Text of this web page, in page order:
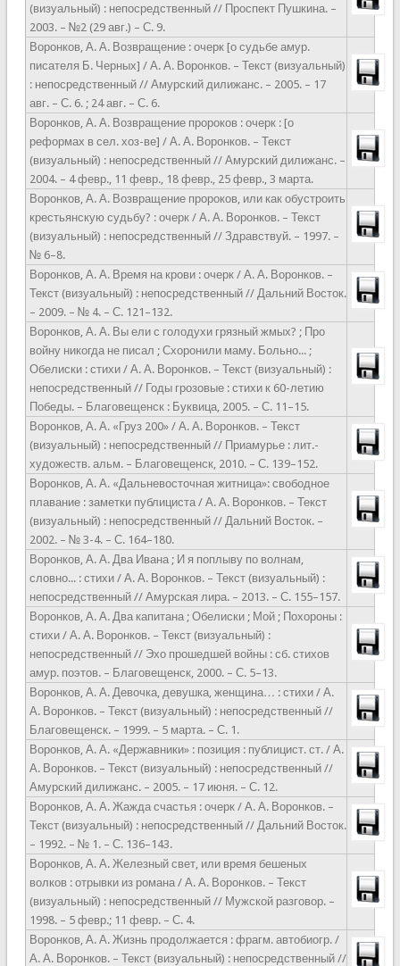
(визуальный) : непосредственный // Проспект Пушкина. –
2003. – №2 (29 авг.) – С. 9.
Воронков, А. А. Возвращение : очерк [о судьбе амур.
писателя Б. Черных] / А. А. Воронков. – Текст (визуальный)
: непосредственный // Амурский дилижанс. – 2005. – 17
авг. – С. 6. ; 24 авг. – С. 6.
Воронков, А. А. Возвращение пророков : очерк : [о
реформах в сел. хоз-ве] / А. А. Воронков. – Текст
(визуальный) : непосредственный // Амурский дилижанс. –
2004. – 4 февр., 11 февр., 18 февр., 25 февр., 3 марта.
Воронков, А. А. Возвращение пророков, или как обустроить
крестьянскую судьбу? : очерк / А. А. Воронков. – Текст
(визуальный) : непосредственный // Здравствуй. – 1997. –
№ 6–8.
Воронков, А. А. Время на крови : очерк / А. А. Воронков. –
Текст (визуальный) : непосредственный // Дальний Восток.
– 2009. – № 4. – С. 121–132.
Воронков, А. А. Вы ели с голодухи грязный жмых? ; Про
войну никогда не писал ; Схоронили маму. Больно... ;
Обелиски : стихи / А. А. Воронков. – Текст (визуальный) :
непосредственный // Годы грозовые : стихи к 60-летию
Победы. – Благовещенск : Буквица, 2005. – С. 11–15.
Воронков, А. А. «Груз 200» / А. А. Воронков. – Текст
(визуальный) : непосредственный // Приамурье : лит.-
художеств. альм. – Благовещенск, 2010. – С. 139–152.
Воронков, А. А. «Дальневосточная житница»: свободное
плавание : заметки публициста / А. А. Воронков. – Текст
(визуальный) : непосредственный // Дальний Восток. –
2002. – № 3-4. – С. 164–180.
Воронков, А. А. Два Ивана ; И я поплыву по волнам,
словно... : стихи / А. А. Воронков. – Текст (визуальный) :
непосредственный // Амурская лира. – 2013. – С. 155–157.
Воронков, А. А. Два капитана ; Обелиски ; Мой ; Похороны :
стихи / А. А. Воронков. – Текст (визуальный) :
непосредственный // Эхо прошедшей войны : сб. стихов
амур. поэтов. – Благовещенск, 2000. – С. 5–13.
Воронков, А. А. Девочка, девушка, женщина… : стихи / А.
А. Воронков. – Текст (визуальный) : непосредственный //
Благовещенск. – 1999. – 5 марта. – С. 1.
Воронков, А. А. «Державники» : позиция : публицист. ст. / А.
А. Воронков. – Текст (визуальный) : непосредственный //
Амурский дилижанс. – 2005. – 17 июня. – С. 12.
Воронков, А. А. Жажда счастья : очерк / А. А. Воронков. –
Текст (визуальный) : непосредственный // Дальний Восток.
– 1992. – № 1. – С. 136–143.
Воронков, А. А. Железный свет, или время бешеных
волков : отрывки из романа / А. А. Воронков. – Текст
(визуальный) : непосредственный // Мужской разговор. –
1998. – 5 февр.; 11 февр. – С. 4.
Воронков, А. А. Жизнь продолжается : фрагм. автобиогр. /
А. А. Воронков. – Текст (визуальный) : непосредственный //